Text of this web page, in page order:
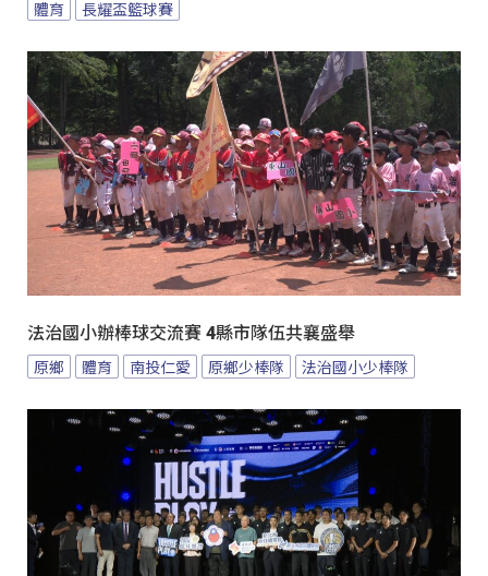
體育 長耀盃籃球賽
法治國小辦棒球交流賽 4縣市隊伍共襄盛舉
原鄉 體育 南投仁愛 原鄉少棒隊 法治國小少棒隊